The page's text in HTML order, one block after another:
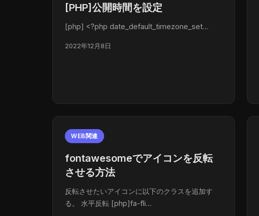
[PHP]公開時間を設定
[php] <?php date_default_timezone_set…
2022年12月8日
WEB関連
fontawesomeでアイコンを反転
させる方法
反転させたいアイコンに以下のクラスを追加す
る。 水平反転 [php]fa-fli…